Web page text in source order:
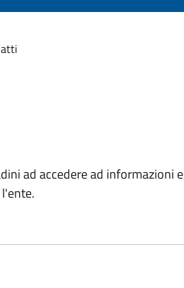
ad accedere ad informazioni e